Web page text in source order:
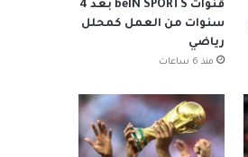
قنوات beIN SPORTS بعد 4
سنوات من العمل كمحلل
رياضي
منذ 6 ساعات